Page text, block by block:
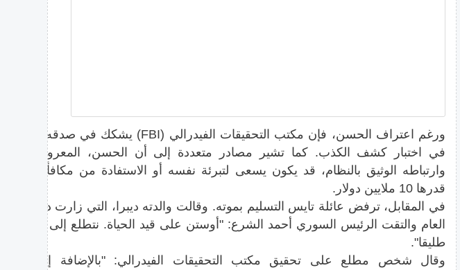
ورغم اعتراف الحسن، فإن مكتب التحقيقات الفيدرالي (FBI) يشكك في صدقه، إذ فشل
في اختبار كشف الكذب. كما تشير مصادر متعددة إلى أن الحسن، المعروف بمكره
وارتباطه الوثيق بالنظام، قد يكون يسعى لتبرئة نفسه أو الاستفادة من مكافأة أمريكية
قدرها 10 ملايين دولار.
في المقابل، ترفض عائلة تايس التسليم بموته. وقالت والدته ديبرا، التي زارت دمشق هذا
العام والتقت الرئيس السوري أحمد الشرع: "أوستن على قيد الحياة. نتطلع إلى رؤيته حرا
طليقا".
وقال شخص مطلع على تحقيق مكتب التحقيقات الفيدرالي: "بالإضافة إلى عملية